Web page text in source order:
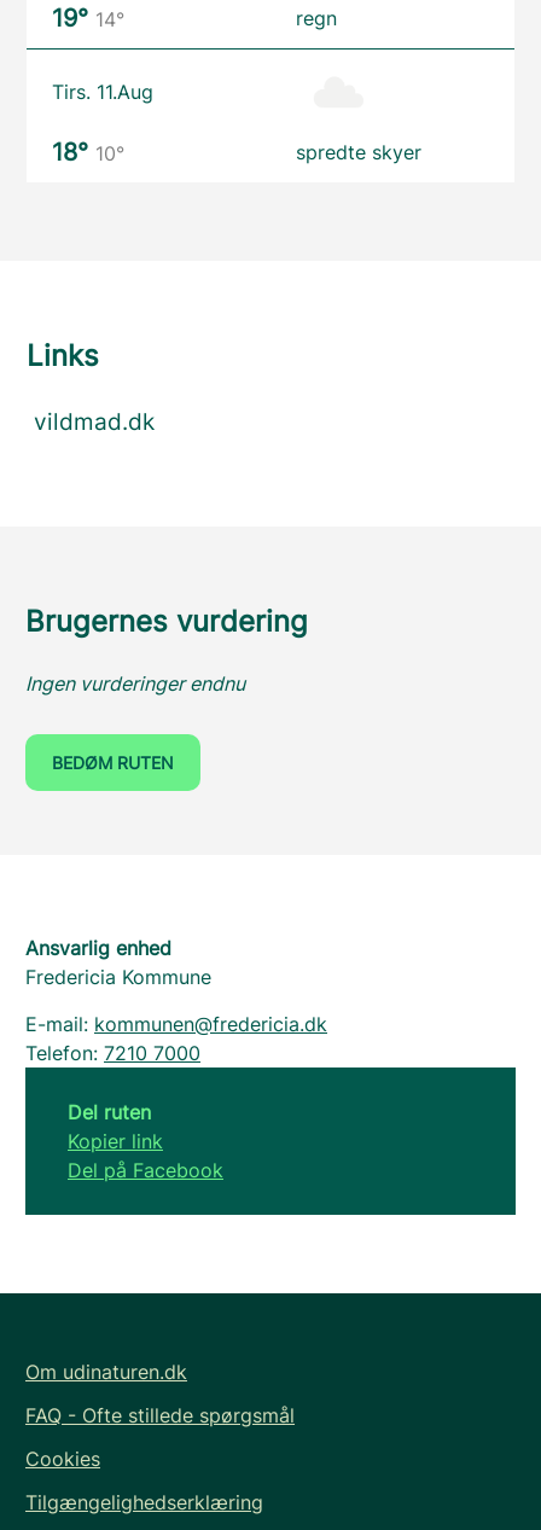
19° 14° regn
Tirs. 11.Aug
18° 10° spredte skyer
Links
vildmad.dk
Brugernes vurdering
Ingen vurderinger endnu
BEDØM RUTEN
Ansvarlig enhed
Fredericia Kommune
E-mail: kommunen@fredericia.dk
Telefon: 7210 7000
Del ruten
Kopier link
Del på Facebook
Om udinaturen.dk
FAQ - Ofte stillede spørgsmål
Cookies
Tilgængelighedserklæring